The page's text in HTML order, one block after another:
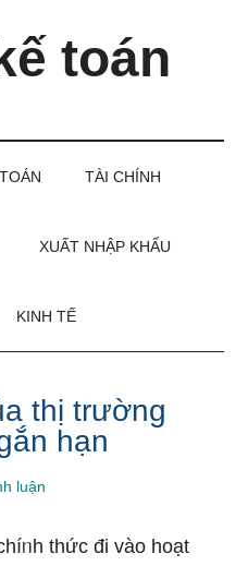
toán
TÀI CHÍNH
XUẤT NHẬP KHẨU
KINH TẾ
thị trường
hạn
luận
thức đi vào hoạt